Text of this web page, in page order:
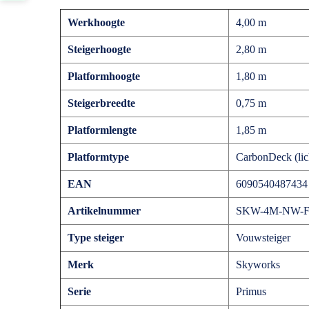
Werkhoogte 4,00 m
Steigerhoogte 2,80 m
Platformhoogte 1,80 m
Steigerbreedte 0,75 m
Platformlengte 1,85 m
Platformtype CarbonDeck
EAN 6090540487434
Artikelnummer SKW-4M-NW-F
Type steiger Vouwsteiger
Merk Skyworks
Serie Primus